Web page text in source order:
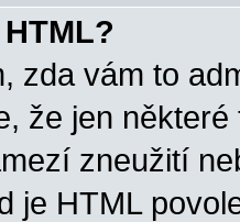
zda vám to
že jen
zneužití
je HTML